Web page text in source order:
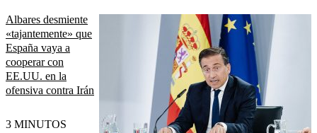
Albares desmiente
«tajantemente» que
España vaya a
cooperar con
EE.UU. en la
ofensiva contra Irán
3 MINUTOS